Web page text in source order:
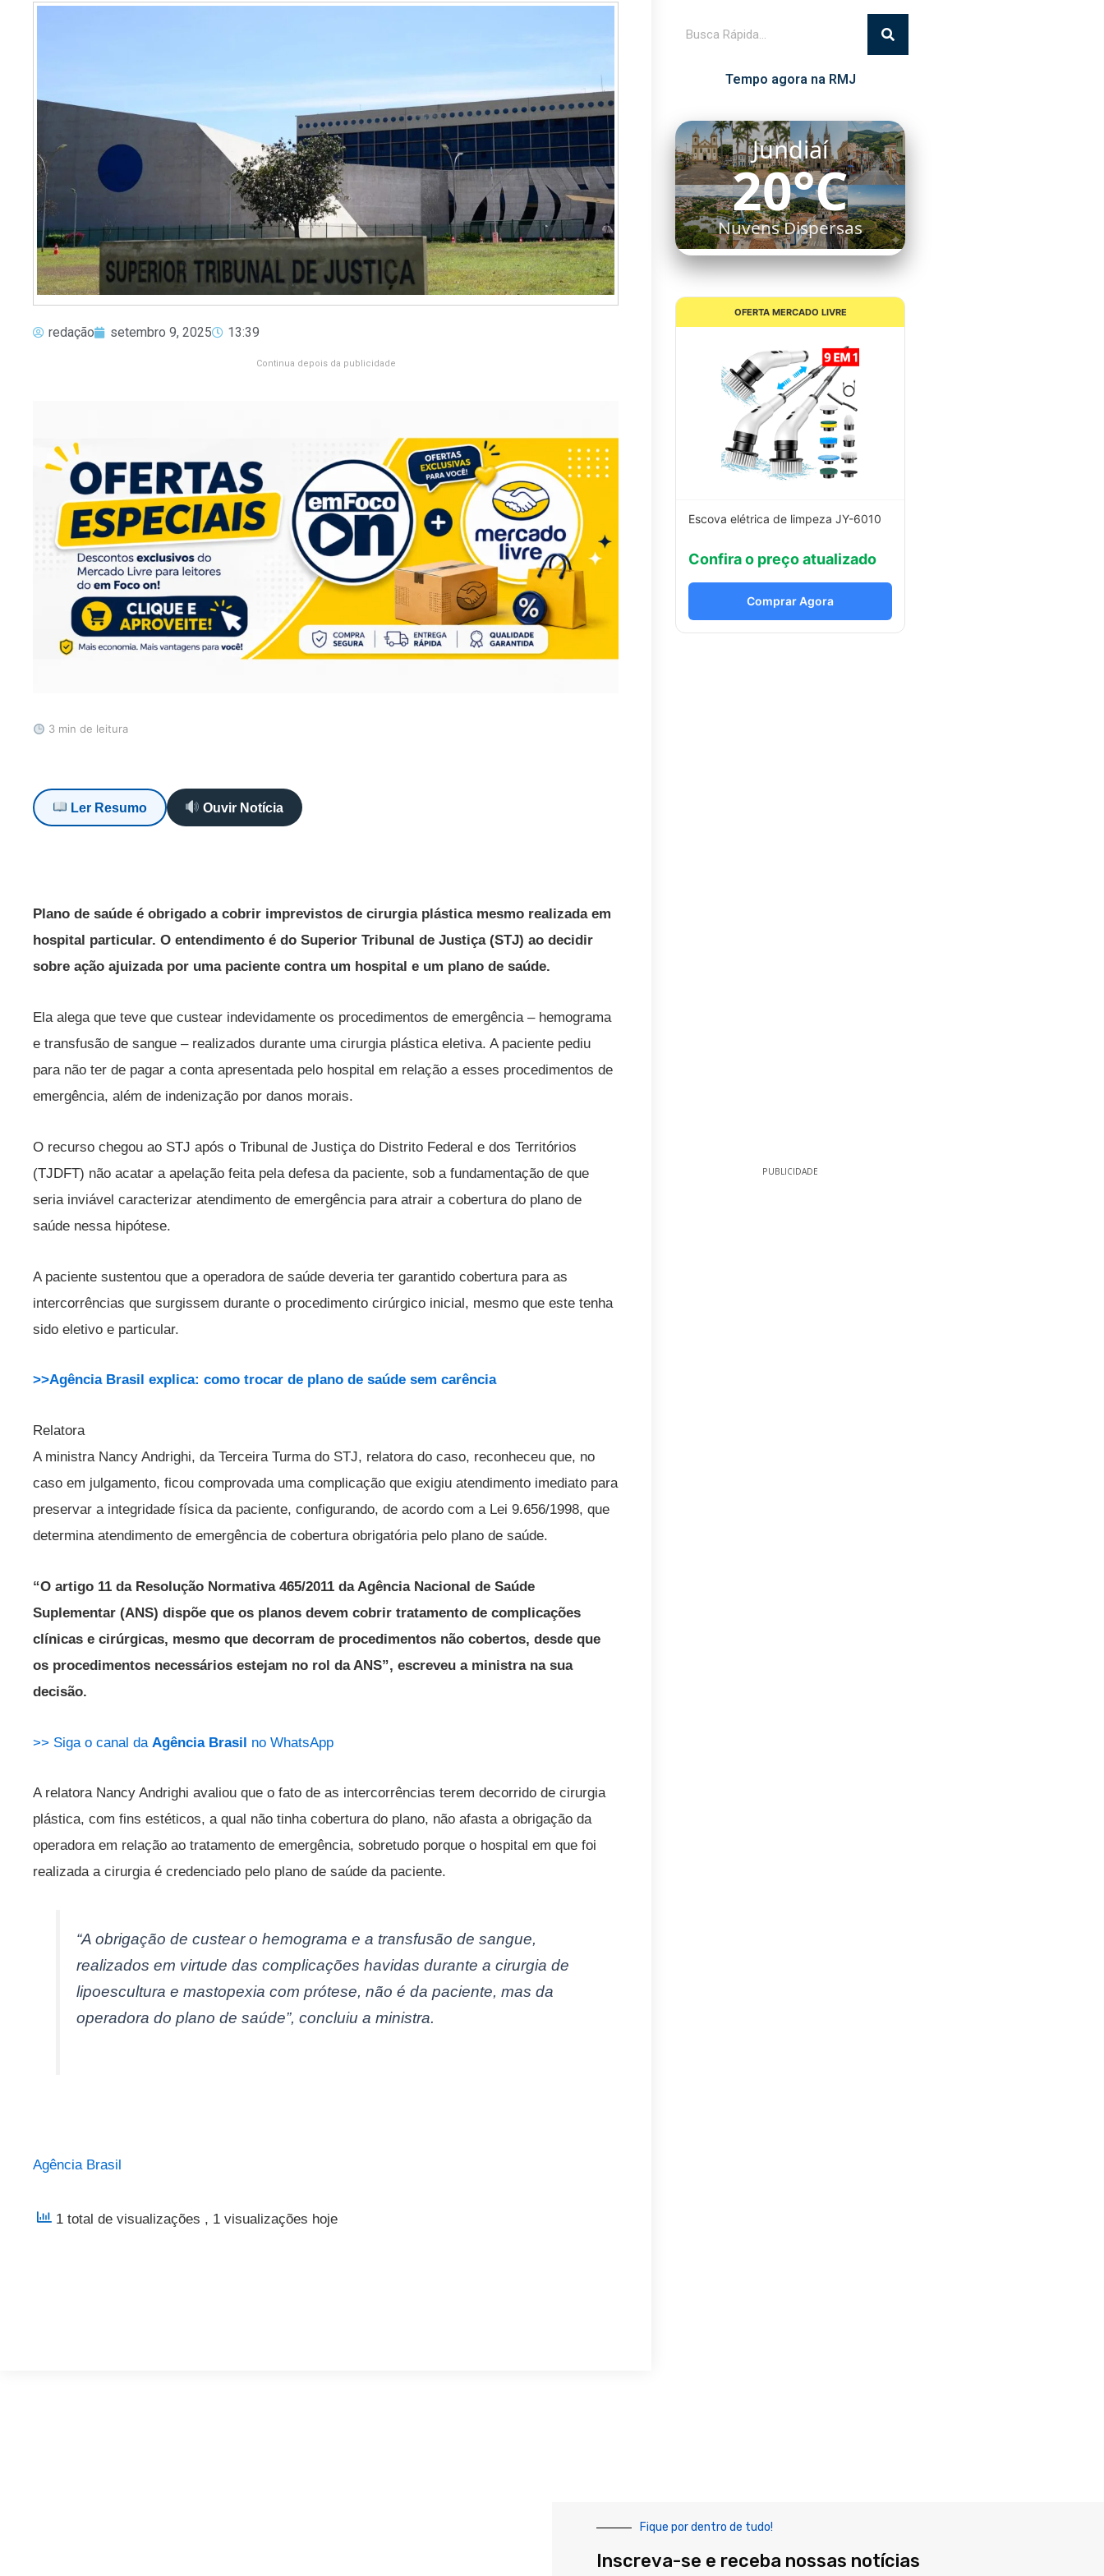
redação setembro 9, 2025 13:39
Continua depois da publicidade
3 min de leitura
Ler Resumo Ouvir Notícia
Plano de saúde é obrigado a cobrir imprevistos de cirurgia plástica mesmo realizada em
hospital particular. O entendimento é do Superior Tribunal de Justiça (STJ) ao decidir
sobre ação ajuizada por uma paciente contra um hospital e um plano de saúde.
Ela alega que teve que custear indevidamente os procedimentos de emergência – hemograma
e transfusão de sangue – realizados durante uma cirurgia plástica eletiva. A paciente pediu
para não ter de pagar a conta apresentada pelo hospital em relação a esses procedimentos de
emergência, além de indenização por danos morais.
O recurso chegou ao STJ após o Tribunal de Justiça do Distrito Federal e dos Territórios
(TJDFT) não acatar a apelação feita pela defesa da paciente, sob a fundamentação de que
seria inviável caracterizar atendimento de emergência para atrair a cobertura do plano de
saúde nessa hipótese.
A paciente sustentou que a operadora de saúde deveria ter garantido cobertura para as
intercorrências que surgissem durante o procedimento cirúrgico inicial, mesmo que este tenha
sido eletivo e particular.
>>Agência Brasil explica: como trocar de plano de saúde sem carência
Relatora
A ministra Nancy Andrighi, da Terceira Turma do STJ, relatora do caso, reconheceu que, no
caso em julgamento, ficou comprovada uma complicação que exigiu atendimento imediato para
preservar a integridade física da paciente, configurando, de acordo com a Lei 9.656/1998, que
determina atendimento de emergência de cobertura obrigatória pelo plano de saúde.
“O artigo 11 da Resolução Normativa 465/2011 da Agência Nacional de Saúde
Suplementar (ANS) dispõe que os planos devem cobrir tratamento de complicações
clínicas e cirúrgicas, mesmo que decorram de procedimentos não cobertos, desde que
os procedimentos necessários estejam no rol da ANS”, escreveu a ministra na sua
decisão.
>> Siga o canal da Agência Brasil no WhatsApp
A relatora Nancy Andrighi avaliou que o fato de as intercorrências terem decorrido de cirurgia
plástica, com fins estéticos, a qual não tinha cobertura do plano, não afasta a obrigação da
operadora em relação ao tratamento de emergência, sobretudo porque o hospital em que foi
realizada a cirurgia é credenciado pelo plano de saúde da paciente.
“A obrigação de custear o hemograma e a transfusão de sangue,
realizados em virtude das complicações havidas durante a cirurgia de
lipoescultura e mastopexia com prótese, não é da paciente, mas da
operadora do plano de saúde”, concluiu a ministra.
Agência Brasil
1 total de visualizações , 1 visualizações hoje
Tempo agora na RMJ
Jundiaí
20°C
Nuvens Dispersas
OFERTA MERCADO LIVRE
Escova elétrica de limpeza JY-6010
Confira o preço atualizado
Comprar Agora
PUBLICIDADE
Fique por dentro de tudo!
Inscreva-se e receba nossas notícias